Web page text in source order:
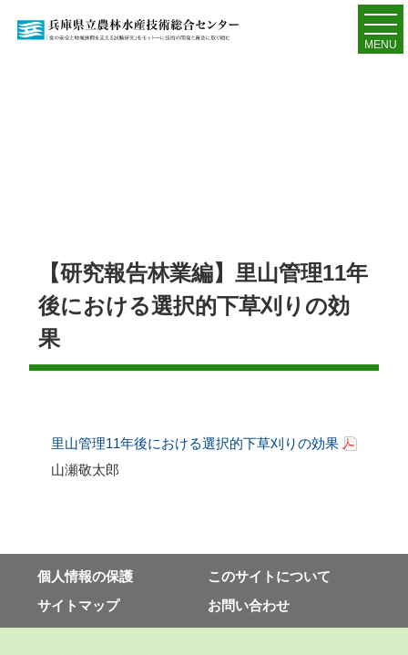
MENU
【研究報告林業編】里山管理11年
後における選択的下草刈りの効
果
里山管理11年後における選択的下草刈りの効果
山瀬敬太郎
個⼈情報の保護
このサイトについて
サイトマップ
お問い合わせ